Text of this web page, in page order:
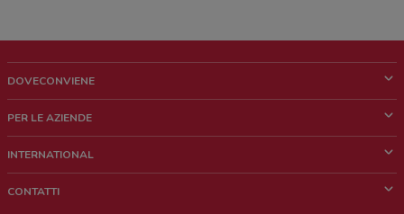
DOVECONVIENE
Chi siamo
Lavora con noi
PER LE AZIENDE
Richieste commerciali e marketing
INTERNATIONAL
CONTATTI